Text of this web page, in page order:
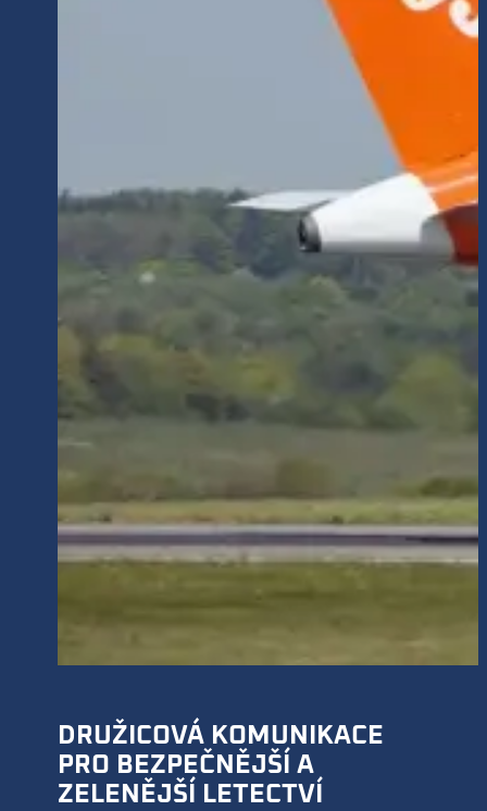
DRUŽICOVÁ KOMUNIKACE
PRO BEZPEČNĚJŠÍ A
ZELENĚJŠÍ LETECTVÍ